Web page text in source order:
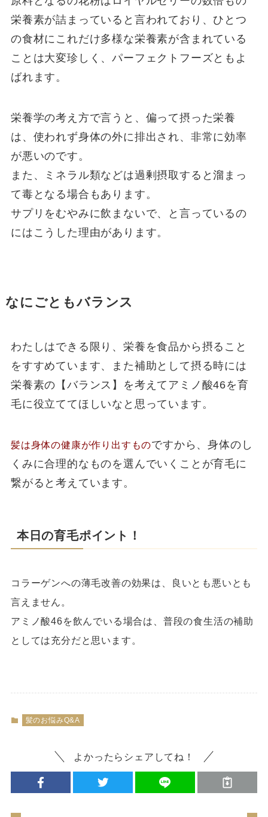
栄養素が詰まっていると言われており、ひとつ
の食材にこれだけ多様な栄養素が含まれている
ことは大変珍しく、パーフェクトフーズともよ
ばれます。
栄養学の考え方で言うと、偏って摂った栄養
は、使われず身体の外に排出され、非常に効率
が悪いのです。
また、ミネラル類などは過剰摂取すると溜まっ
て毒となる場合もあります。
サプリをむやみに飲まないで、と言っているの
にはこうした理由があります。
なにごともバランス
わたしはできる限り、栄養を食品から摂ること
をすすめています、また補助として摂る時には
栄養素の【バランス】を考えてアミノ酸46を育
毛に役立ててほしいなと思っています。
髪は身体の健康が作り出すものですから、身体のし
くみに合理的なものを選んでいくことが育毛に
繋がると考えています。
本日の育毛ポイント！
コラーゲンへの薄毛改善の効果は、良いとも悪いとも
言えません。
アミノ酸46を飲んでいる場合は、普段の食生活の補助
としては充分だと思います。
髪のお悩みQ&A
よかったらシェアしてね！